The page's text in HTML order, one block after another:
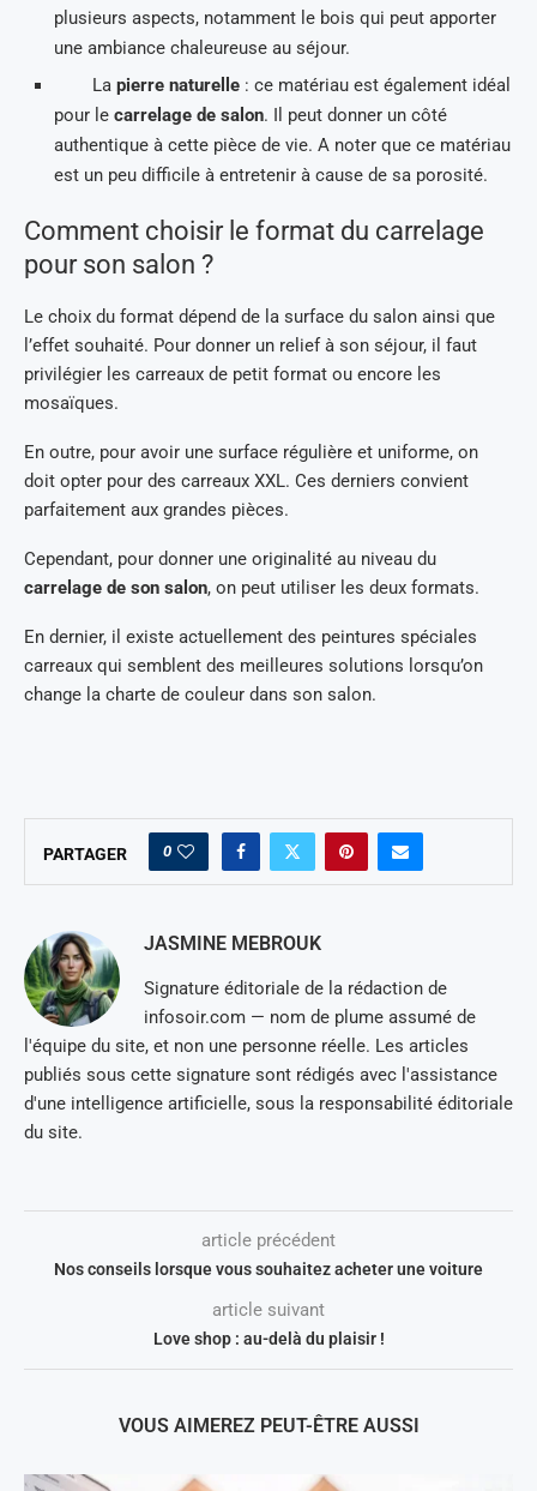
plusieurs aspects, notamment le bois qui peut apporter
une ambiance chaleureuse au séjour.
La pierre naturelle : ce matériau est également idéal
pour le carrelage de salon. Il peut donner un côté
authentique à cette pièce de vie. A noter que ce matériau
est un peu difficile à entretenir à cause de sa porosité.
Comment choisir le format du carrelage
pour son salon ?
Le choix du format dépend de la surface du salon ainsi que
l’effet souhaité. Pour donner un relief à son séjour, il faut
privilégier les carreaux de petit format ou encore les
mosaïques.
En outre, pour avoir une surface régulière et uniforme, on
doit opter pour des carreaux XXL. Ces derniers convient
parfaitement aux grandes pièces.
Cependant, pour donner une originalité au niveau du
carrelage de son salon, on peut utiliser les deux formats.
En dernier, il existe actuellement des peintures spéciales
carreaux qui semblent des meilleures solutions lorsqu’on
change la charte de couleur dans son salon.
PARTAGER 0
JASMINE MEBROUK
Signature éditoriale de la rédaction de
infosoir.com — nom de plume assumé de
l'équipe du site, et non une personne réelle. Les articles
publiés sous cette signature sont rédigés avec l'assistance
d'une intelligence artificielle, sous la responsabilité éditoriale
du site.
article précédent
Nos conseils lorsque vous souhaitez acheter une voiture
article suivant
Love shop : au-delà du plaisir !
VOUS AIMEREZ PEUT-ÊTRE AUSSI